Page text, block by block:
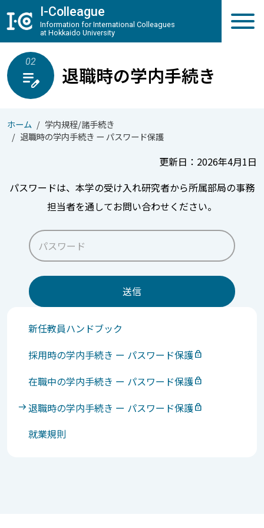
メインコンテンツへスキップ
I-Colleague
Information for International Colleagues
at Hokkaido University
02
edit_note 退職時の学内手続き
ホーム
学内規程/諸手続き
退職時の学内手続き ー パスワード保護
更新日：2026年4月1日
パスワードは、本学の受け入れ研究者から所属部局の事務
担当者を通してお問い合わせください。
パスワード
新任教員ハンドブック
採用時の学内手続き ー パスワード保護
在職中の学内手続き ー パスワード保護
退職時の学内手続き ー パスワード保護
就業規則